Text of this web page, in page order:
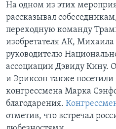
На одном из этих
рассказывал
переходную команду
изобретателя АК,
руководителю
ассоциации Дэвиду Кину.
и Эриксон также
конгрессмена Марка
благодарения.
отметив, что встречал